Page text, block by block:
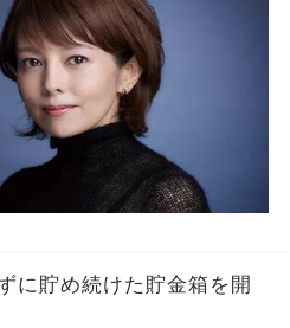
に貯め続けた貯金箱を開